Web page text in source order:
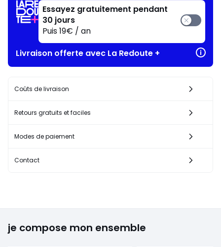
Essayez gratuitement pendant
30 jours
Puis 19€ / an
Livraison offerte avec La Redoute +
Coûts de livraison
Retours gratuits et faciles
Modes de paiement
Contact
je compose mon ensemble